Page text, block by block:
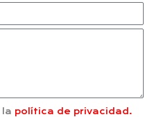
la política de privacidad.